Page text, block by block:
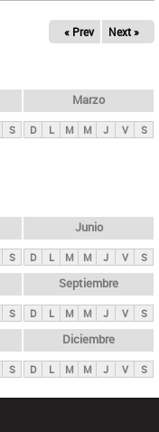
« Prev Next »
S
Marzo
D L M M J V S
S
Junio
D L M M J V S
S
Septiembre
D L M M J V S
S
Diciembre
D L M M J V S